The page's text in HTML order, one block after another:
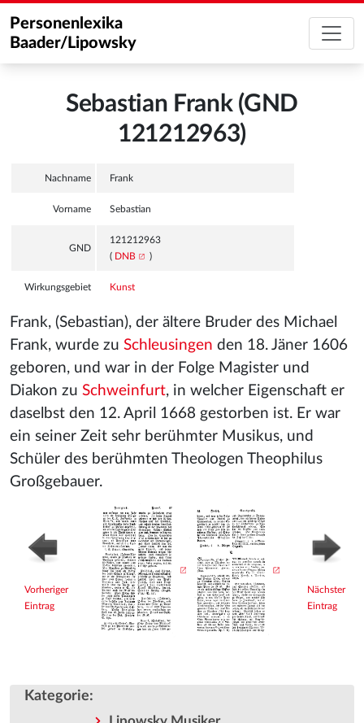
Personenlexika
Baader/Lipowsky
Sebastian Frank (GND
121212963)
Nachname Frank
Vorname Sebastian
GND
121212963
( DNB )
Wirkungsgebiet Kunst
Frank, (Sebastian), der ältere Bruder des Michael
Frank, wurde zu Schleusingen den 18. Jäner 1606
geboren, und war in der Folge Magister und
Diakon zu Schweinfurt, in welcher Eigenschaft er
daselbst den 12. April 1668 gestorben ist. Er war
ein seiner Zeit sehr berühmter Musikus, und
Schüler des berühmten Theologen Theophilus
Großgebauer.
Vorheriger
Eintrag
Nächster
Eintrag
Kategorie: